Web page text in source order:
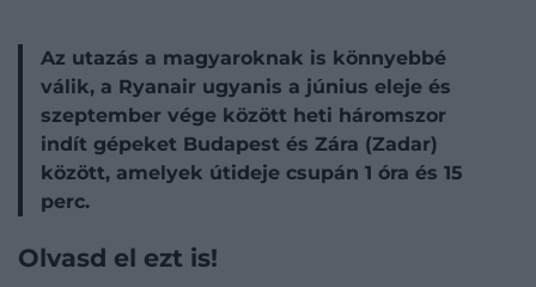
Az utazás a magyaroknak is könnyebbé
válik, a Ryanair ugyanis a június eleje és
szeptember vége között heti háromszor
indít gépeket Budapest és Zára (Zadar)
között, amelyek útideje csupán 1 óra és 15
perc.
Olvasd el ezt is!